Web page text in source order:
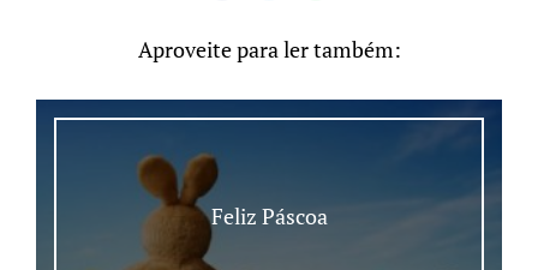
Aproveite para ler também:
Feliz Páscoa